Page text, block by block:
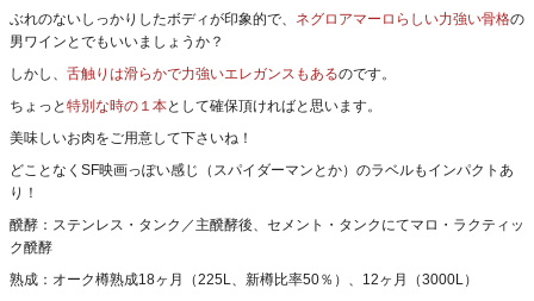
ぶれのないしっかりしたボディが印象的で、 ネグロアマーロらしい力強い骨格の
男ワインとでもいいましょうか？
しかし、 舌触りは滑らかで力強いエレガンスもあるのです。
ちょっと 特別な時の１本として確保頂ければと思います。
美味しいお肉をご用意して下さいね！
どことなくSF映画っぽい感じ（スパイダーマンとか）のラベルもインパクトあ
り！
醗酵：ステンレス・タンク／主醗酵後、セメント・タンクにてマロ・ラクティッ
ク醗酵
熟成：オーク樽熟成18ヶ月（225L、新樽比率50％）、12ヶ月（3000L）